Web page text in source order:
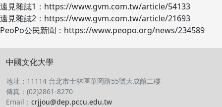
遠見雜誌1：https://www.gvm.com.tw/article/54133
遠見雜誌2：https://www.gvm.com.tw/article/21693
PeoPo公民新聞：https://www.peopo.org/news/234589
中國文化大學
地址：11114 台北市士林區華岡路55號大成館二樓
傳真：(02)2861-8270
Email： crjjou@dep.pccu.edu.tw